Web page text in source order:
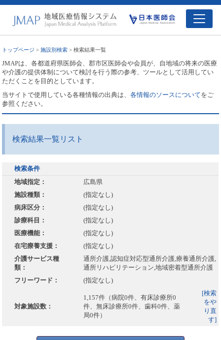
トップページ >施設別検索 > 検索結果一覧
JMAPは、各都道府県医師会、郡市区医師会や会員が、自地域の将来の医療
や介護の提供体制について検討を行う際の参考、ツールとして活用してい
ただくことを目的としています。
当サイトで使用している各種情報の出典は、各情報のソースについてをご
参照ください。
検索結果一覧リスト
検索条件
地域指定：
広島県
施設種類：
(指定なし)
病床区分：
(指定なし)
診療科目：
(指定なし)
医療機能：
(指定なし)
在宅療養支援：
(指定なし)
介護サービス種
類：
通所介護,認知症対応型通所介護,療養通所介護,
通所リハビリテーション,地域密着型通所介護
フリーワード：
(指定なし)
対象施設数：
1,157件（病院0件、有床診療所0
件、無床診療所0件、歯科0件、薬
局0件）
[検索
をや
り直
す]